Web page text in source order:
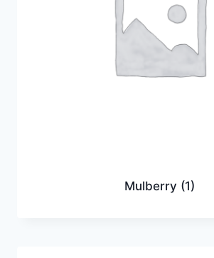
Mulberry (1)